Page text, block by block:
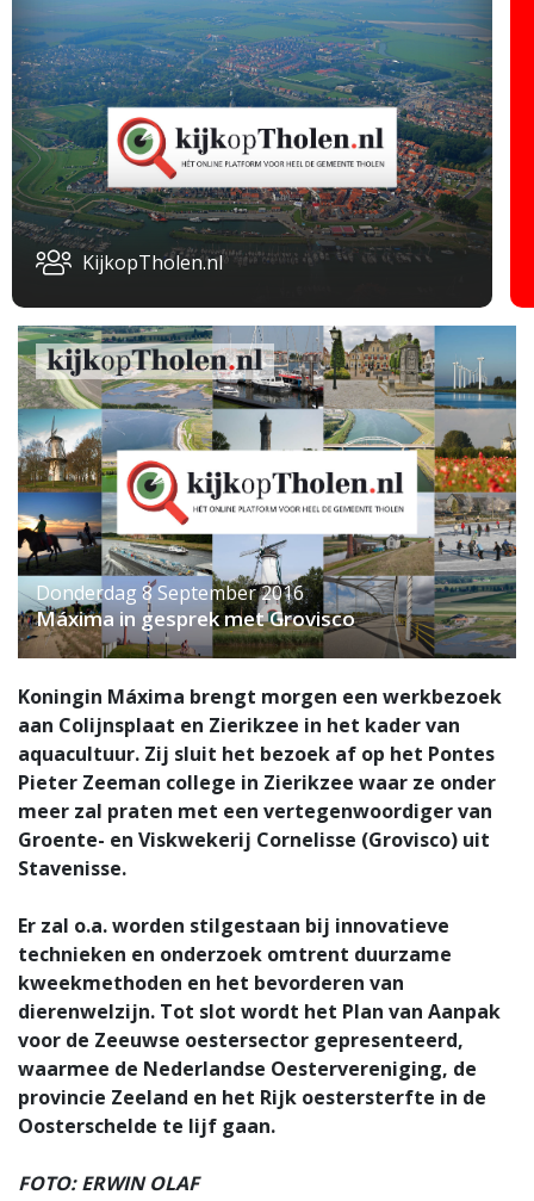
KijkopTholen.nl
Donderdag 8 September 2016
Máxima in gesprek met Grovisco
Koningin Máxima brengt morgen een werkbezoek
aan Colijnsplaat en Zierikzee in het kader van
aquacultuur. Zij sluit het bezoek af op het Pontes
Pieter Zeeman college in Zierikzee waar ze onder
meer zal praten met een vertegenwoordiger van
Groente- en Viskwekerij Cornelisse (Grovisco) uit
Stavenisse.
Er zal o.a. worden stilgestaan bij innovatieve
technieken en onderzoek omtrent duurzame
kweekmethoden en het bevorderen van
dierenwelzijn. Tot slot wordt het Plan van Aanpak
voor de Zeeuwse oestersector gepresenteerd,
waarmee de Nederlandse Oestervereniging, de
provincie Zeeland en het Rijk oestersterfte in de
Oosterschelde te lijf gaan.
FOTO: ERWIN OLAF